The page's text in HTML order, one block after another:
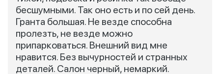
бесшумными. Так оно есть и по сей день.
Гранта большая. Не везде способна
пролезть, не везде можно
припарковаться. Внешний вид мне
нравится. Без вычурностей и странных
деталей. Салон черный, немаркий.